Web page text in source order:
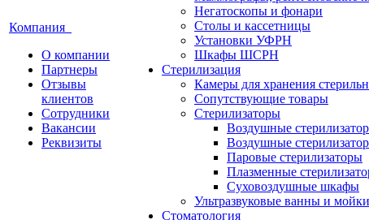
Компания
О компании
Партнеры
Отзывы
клиентов
Сотрудники
Вакансии
Реквизиты
Негатоскопы и фонари
Столы и кассетницы
Установки УФРН
Шкафы ШСРН
Стерилизация
Камеры для хранения
Сопутствующие товары
Стерилизаторы
Воздушные
Воздушные
Паровые стерилизаторы
Плазменные
Суховоздушные шкафы
Ультразвуковые ванны и мойки
Стоматология